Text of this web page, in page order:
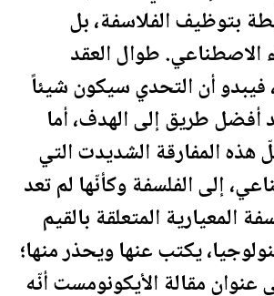
بتوظيف الفلاسفة، بل
الاصطناعي. طوال العقد
فيبدو أن التحدي سيكون شيئاً
أفضل طريق إلى الهدف، أما
المفارقة الشديدت التي
إلى الفلسفة وكأنّها لم تعد
المعيارية المتعلقة بالقيم
يكتب عنها ويحذر منها؛
مقالة الأيكونومست أنّه